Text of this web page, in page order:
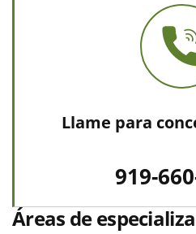
Llame para
919-
Áreas de